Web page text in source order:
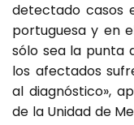
detectado casos
portuguesa y en
sólo sea la punta
los afectados
al diagnóstico»,
de la Unidad de